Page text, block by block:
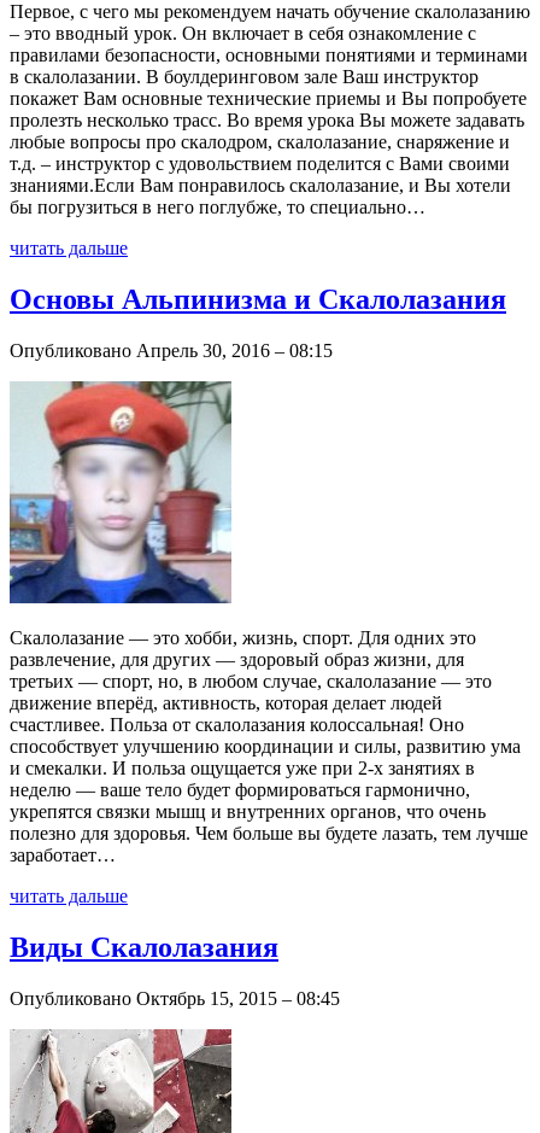
Первое, с чего мы рекомендуем начать обучение скалолазанию
– это вводный урок. Он включает в себя ознакомление с
правилами безопасности, основными понятиями и терминами
в скалолазании. В боулдеринговом зале Ваш инструктор
покажет Вам основные технические приемы и Вы попробуете
пролезть несколько трасс. Во время урока Вы можете задавать
любые вопросы про скалодром, скалолазание, снаряжение и
т.д. – инструктор с удовольствием поделится с Вами своими
знаниями.Если Вам понравилось скалолазание, и Вы хотели
бы погрузиться в него поглубже, то специально…
читать дальше
Основы Альпинизма и Скалолазания
Опубликовано Апрель 30, 2016 – 08:15
Скалолазание — это хобби, жизнь, спорт. Для одних это
развлечение, для других — здоровый образ жизни, для
третьих — спорт, но, в любом случае, скалолазание — это
движение вперёд, активность, которая делает людей
счастливее. Польза от скалолазания колоссальная! Оно
способствует улучшению координации и силы, развитию ума
и смекалки. И польза ощущается уже при 2-х занятиях в
неделю — ваше тело будет формироваться гармонично,
укрепятся связки мышц и внутренних органов, что очень
полезно для здоровья. Чем больше вы будете лазать, тем лучше
заработает…
читать дальше
Виды Скалолазания
Опубликовано Октябрь 15, 2015 – 08:45